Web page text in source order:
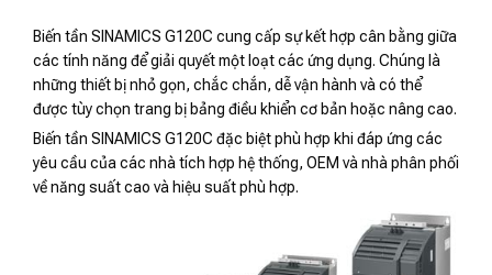
Biến tần SINAMICS G120C cung cấp sự kết hợp cân bằng giữa
các tính năng để giải quyết một loạt các ứng dụng. Chúng là
những thiết bị nhỏ gọn, chắc chắn, dễ vận hành và có thể
được tùy chọn trang bị bảng điều khiển cơ bản hoặc nâng cao.
Biến tần SINAMICS G120C đặc biệt phù hợp khi đáp ứng các
yêu cầu của các nhà tích hợp hệ thống, OEM và nhà phân phối
về năng suất cao và hiệu suất phù hợp.